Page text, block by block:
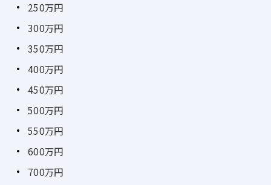
250万円
300万円
350万円
400万円
450万円
500万円
550万円
600万円
700万円